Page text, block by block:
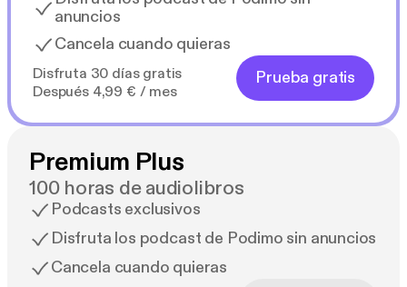
anuncios
Cancela cuando quieras
Disfruta 30 días gratis
Después 4,99 € / mes
Prueba gratis
Premium Plus
100 horas de audiolibros
Podcasts exclusivos
Disfruta los podcast de Podimo sin anuncios
Cancela cuando quieras